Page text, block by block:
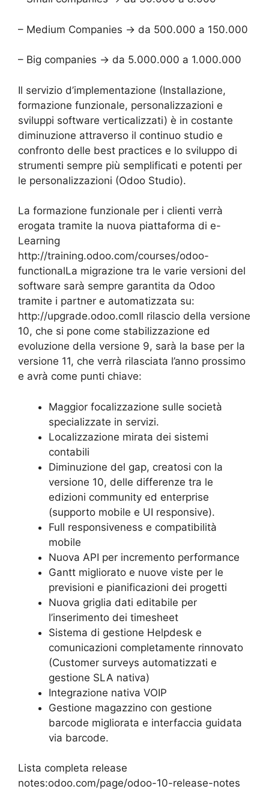
– Medium Companies → da 500.000 a 150.000
– Big companies → da 5.000.000 a 1.000.000
Il servizio d’implementazione (Installazione,
formazione funzionale, personalizzazioni e
sviluppi software verticalizzati) è in costante
diminuzione attraverso il continuo studio e
confronto delle best practices e lo sviluppo di
strumenti sempre più semplificati e potenti per
le personalizzazioni (Odoo Studio).
La formazione funzionale per i clienti verrà
erogata tramite la nuova piattaforma di e-
Learning
http://training.odoo.com/courses/odoo-
functionalLa migrazione tra le varie versioni del
software sarà sempre garantita da Odoo
tramite i partner e automatizzata su:
http://upgrade.odoo.comIl rilascio della versione
10, che si pone come stabilizzazione ed
evoluzione della versione 9, sarà la base per la
versione 11, che verrà rilasciata l’anno prossimo
e avrà come punti chiave:
Maggior focalizzazione sulle società
specializzate in servizi.
Localizzazione mirata dei sistemi
contabili
Diminuzione del gap, creatosi con la
versione 10, delle differenze tra le
edizioni community ed enterprise
(supporto mobile e UI responsive).
Full responsiveness e compatibilità
mobile
Nuova API per incremento performance
Gantt migliorato e nuove viste per le
previsioni e pianificazioni dei progetti
Nuova griglia dati editabile per
l’inserimento dei timesheet
Sistema di gestione Helpdesk e
comunicazioni completamente rinnovato
(Customer surveys automatizzati e
gestione SLA nativa)
Integrazione nativa VOIP
Gestione magazzino con gestione
barcode migliorata e interfaccia guidata
via barcode.
Lista completa release
notes:odoo.com/page/odoo-10-release-notes